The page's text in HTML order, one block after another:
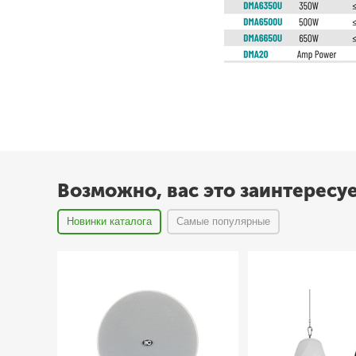
Возможно, вас это
Новинки каталога Самые популярные